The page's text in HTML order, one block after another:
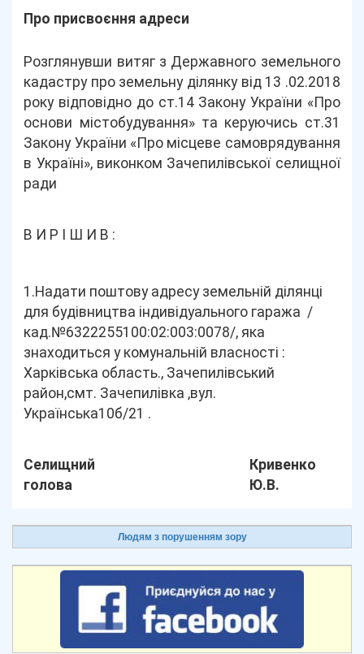
Про присвоєння адреси
Розглянувши витяг з Державного земельного
кадастру про земельну ділянку від 13 .02.2018
року відповідно до ст.14 Закону України «Про
основи містобудування» та керуючись ст.31
Закону України «Про місцеве самоврядування
в Україні», виконком Зачепилівської селищної
ради
В И Р І Ш И В :
1.Надати поштову адресу земельній ділянці
для будівництва індивідуального гаража /
кад.№6322255100:02:003:0078/, яка
знаходиться у комунальній власності :
Харківська область., Зачепилівський
район,смт. Зачепилівка ,вул.
Українська10б/21 .
Селищний
голова
Кривенко
Ю.В.
Людям з порушенням зору